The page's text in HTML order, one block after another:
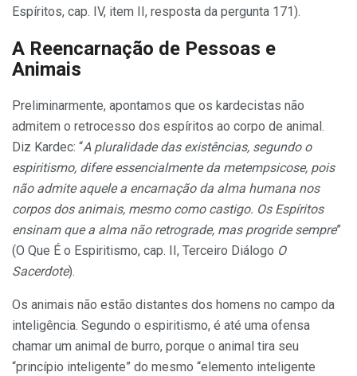
Espíritos, cap. IV, item II, resposta da pergunta 171).
A Reencarnação de Pessoas e
Animais
Preliminarmente, apontamos que os kardecistas não
admitem o retrocesso dos espíritos ao corpo de animal.
Diz Kardec: “A pluralidade das existências, segundo o
espiritismo, difere essencialmente da metempsicose, pois
não admite aquele a encarnação da alma humana nos
corpos dos animais, mesmo como castigo. Os Espíritos
ensinam que a alma não retrograde, mas progride sempre”
(O Que É o Espiritismo, cap. II, Terceiro Diálogo O
Sacerdote).
Os animais não estão distantes dos homens no campo da
inteligência. Segundo o espiritismo, é até uma ofensa
chamar um animal de burro, porque o animal tira seu
“princípio inteligente” do mesmo “elemento inteligente